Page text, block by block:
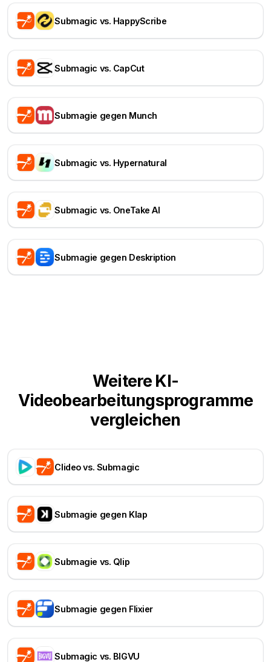
Submagic vs. HappyScribe
Submagic vs. CapCut
Submagie gegen Munch
Submagic vs. Hypernatural
Submagic vs. OneTake AI
Submagie gegen Deskription
Weitere KI-
Videobearbeitungsprogramme
vergleichen
Clideo vs. Submagic
Submagie gegen Klap
Submagie vs. Qlip
Submagie gegen Flixier
Submagic vs. BIGVU